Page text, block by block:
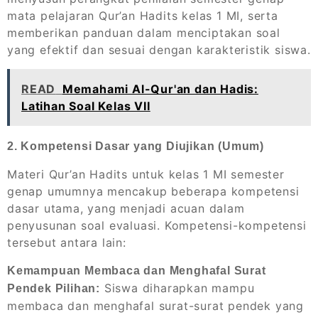
mata pelajaran Qur’an Hadits kelas 1 MI, serta
memberikan panduan dalam menciptakan soal
yang efektif dan sesuai dengan karakteristik siswa.
READ
Memahami Al-Qur'an dan Hadis:
Latihan Soal Kelas VII
2. Kompetensi Dasar yang Diujikan (Umum)
Materi Qur’an Hadits untuk kelas 1 MI semester
genap umumnya mencakup beberapa kompetensi
dasar utama, yang menjadi acuan dalam
penyusunan soal evaluasi. Kompetensi-kompetensi
tersebut antara lain:
Kemampuan Membaca dan Menghafal Surat
Pendek Pilihan: Siswa diharapkan mampu
membaca dan menghafal surat-surat pendek yang